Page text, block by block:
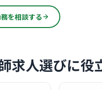
を相談する
求人選びに役